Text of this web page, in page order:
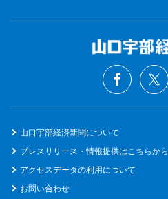
山口宇部経済新聞について
プレスリリース・情報提供はこちらから
アクセスデータの利用について
お問い合わせ